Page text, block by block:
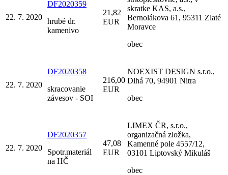
22. 7. 2020
DF2020359
hrubé dr.
kamenivo
21,82
EUR
skratke KAS, a.s.,
Bernolákova 61, 95311 Zlaté
Moravce
obec
22. 7. 2020
DF2020358
skracovanie
závesov - SOI
216,00
EUR
NOEXIST DESIGN s.r.o.,
Dlhá 70, 94901 Nitra
obec
22. 7. 2020
DF2020357
Spotr.materiál
na HČ
47,08
EUR
LIMEX ČR, s.r.o.,
organizačná zložka,
Kamenné pole 4557/12,
03101 Liptovský Mikuláš
obec